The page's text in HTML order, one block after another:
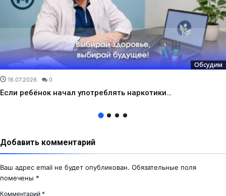
Обсудим
16.07.2026 0
Если ребёнок начал употреблять наркотики…
Добавить комментарий
Ваш адрес email не будет опубликован. Обязательные поля
помечены *
Комментарий *